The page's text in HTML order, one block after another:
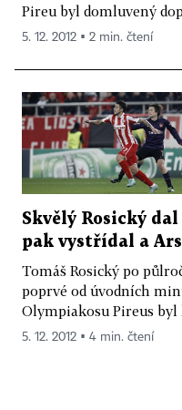
Pireu byl domluvený
5. 12. 2012 ▪ 2 min. čtení
Skvělý Rosický
pak vystřídal a
Tomáš Rosický po
poprvé od úvodních
Olympiakosu Pireus byl
5. 12. 2012 ▪ 4 min. čtení